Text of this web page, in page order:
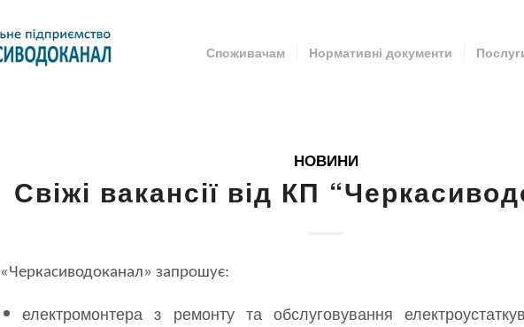
Споживачам Нормативні документи
НОВИНИ
Свіжі вакансії від КП
«Черкасиводоканал» запрошує:
електромонтера з ремонту та обслуговування